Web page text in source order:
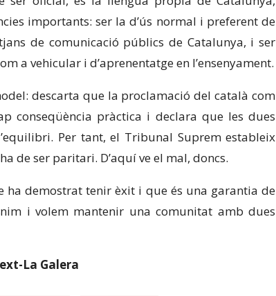
importants: ser la d’ús normal i preferent de
de comunicació públics de Catalunya, i ser
a vehicular i d’aprenentatge en l’ensenyament.
descarta que la proclamació del català com
conseqüència pràctica i declara que les dues
Per tant, el Tribunal Suprem estableix
de ser paritari. D’aquí ve el mal, doncs.
ha demostrat tenir èxit i que és una garantia de
i volem mantenir una comunitat amb dues
La Galera